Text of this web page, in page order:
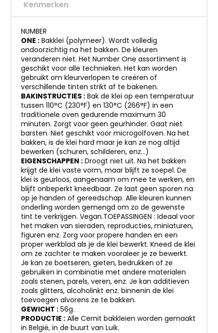
Kenmerken
NUMBER
ONE : Bakklei (polymeer). Wordt volledig
ondoorzichtig na het bakken. De kleuren
veranderen niet. Het Number One assortiment is
geschikt voor alle technieken. Het kan worden
gebruikt om kleurverlopen te creëren of
verschillende tinten strikt af te bakenen.
BAKINSTRUCTIES : Bak de klei op een temperatuur
tussen 110°C (230°F) en 130°C (266°F) in een
traditionele oven gedurende maximum 30
minuten. Zorgt voor geen geurhinder. Gaat niet
barsten. Niet geschikt voor microgolfoven. Na het
bakken, is de klei hard maar je kan ze nog altijd
bewerken (schuren, schilderen, enz…)
EIGENSCHAPPEN : Droogt niet uit. Na het bakken
krijgt de klei vaste vorm, maar blijft ze soepel. De
klei is geurloos, aangenaam om mee te werken, en
blijft onbeperkt kneedbaar. Ze laat geen sporen na
op je handen of gereedschap. Alle kleuren kunnen
onderling worden gemengd om zo de gewenste
tint te verkrijgen. Vegan.TOEPASSINGEN : Ideaal voor
het maken van sieraden, reproducties, miniaturen,
figuren enz. Zorg voor propere handen en een
proper werkblad als je de klei bewerkt. Kneed de klei
om ze zachter te maken vooraleer je ze bewerkt.
Je kan ze boetseren, gieten, bedrukken of ze
gebruiken in combinatie met andere materialen
zoals stenen, parels, veren, enz. Je kan additieven
zoals glitters, alcoholinkt enz. binnenin de klei
toevoegen alvorens ze te bakken.
GEWICHT : 56g.
PRODUCTIE : Alle Cernit bakkleien worden gemaakt
in België, in de buurt van Luik.